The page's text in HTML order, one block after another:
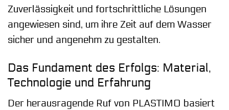
Zuverlässigkeit und fortschrittliche Lösungen
angewiesen sind, um ihre Zeit auf dem Wasser
sicher und angenehm zu gestalten.
Das Fundament des Erfolgs: Material,
Technologie und Erfahrung
Der herausragende Ruf von PLASTIMO basiert